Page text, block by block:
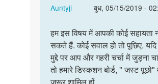
Auntyji
बुध, 05/15/2019 -
In
to
सेक्स
लड़की
चाहिए
जो
हम
इस
विषय
में
आपकी
हम इस विषय में आपकी कोई सहायता
सकते हैं. कोई सवाल हो तो पूछिए.
मुद्दे पर आप और गहरी चर्चा में जुड़ना
तो हमारे डिस्कशन बोर्ड, " जस्ट पूछो"